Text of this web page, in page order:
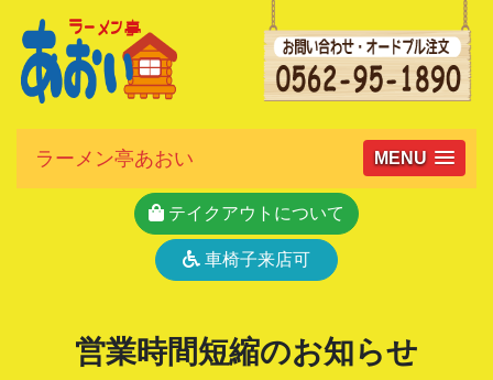
ラーメン亭あおい MENU
テイクアウトについて
車椅子来店可
営業時間短縮のお知らせ